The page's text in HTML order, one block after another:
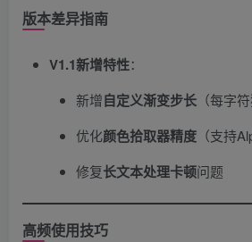
版本差异指南
V1.1新增特性​：
新增自定义渐变步长 （每字
优化颜色拾取器精度 （支持
修复长文本处理卡顿问题
高频使用技巧